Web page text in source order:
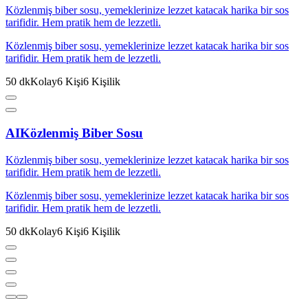
Közlenmiş biber sosu, yemeklerinize lezzet katacak harika bir sos
tarifidir. Hem pratik hem de lezzetli.
Közlenmiş biber sosu, yemeklerinize lezzet katacak harika bir sos
tarifidir. Hem pratik hem de lezzetli.
50 dkKolay6 Kişi6 Kişilik
AIKözlenmiş Biber Sosu
Közlenmiş biber sosu, yemeklerinize lezzet katacak harika bir sos
tarifidir. Hem pratik hem de lezzetli.
Közlenmiş biber sosu, yemeklerinize lezzet katacak harika bir sos
tarifidir. Hem pratik hem de lezzetli.
50 dkKolay6 Kişi6 Kişilik